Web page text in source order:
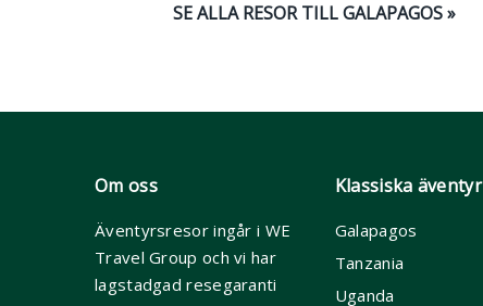
SE ALLA RESOR TILL GALAPAGOS »
Om oss
Äventyrsresor ingår i WE
Travel Group och vi har
lagstadgad resegaranti
Klassiska äventyr
Galapagos
Tanzania
Uganda